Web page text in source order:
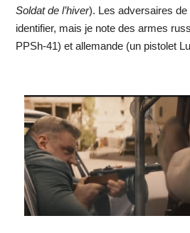
Soldat de l’hiver). Les adversaires
identifier, mais je note des armes
PPSh-41) et allemande (un pistolet